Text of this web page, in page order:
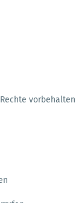
vorbehalten